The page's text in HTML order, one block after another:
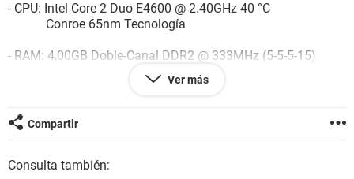
- CPU: Intel Core 2 Duo E4600 @ 2.40GHz 40 °C
Conroe 65nm Tecnología
- RAM: 4,00GB Doble-Canal DDR2 @ 333MHz (5-5-5-15)
- Placa base: Gigabyte Technology Co. Ltd. 945GCM-S2L
- Gráfica: CT720g (1024x768@85Hz)
Ver más
Compartir
Consulta también: